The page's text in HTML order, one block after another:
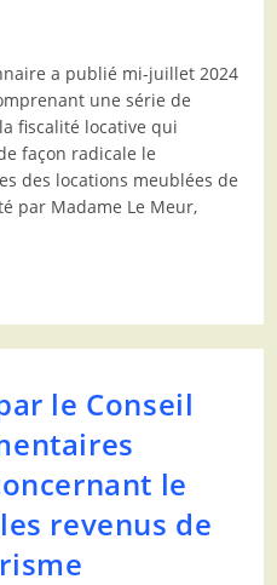
a publié mi-juillet 2024
une série de
fiscalité locative qui
façon radicale le
des locations meublées de
par Madame Le Meur,
le Conseil
le
revenus de